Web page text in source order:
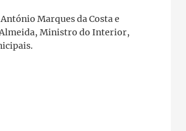
Marques da Costa e
Ministro do Interior,